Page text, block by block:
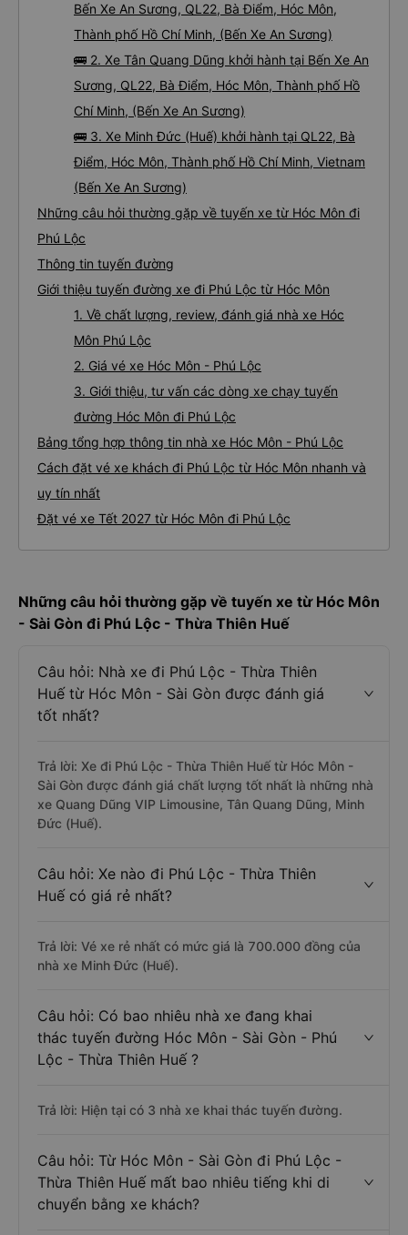
Bến Xe An Sương, QL22, Bà Điểm, Hóc Môn,
Thành phố Hồ Chí Minh, (Bến Xe An Sương)
🚌 2. Xe Tân Quang Dũng khởi hành tại Bến Xe An
Sương, QL22, Bà Điểm, Hóc Môn, Thành phố Hồ
Chí Minh, (Bến Xe An Sương)
🚌 3. Xe Minh Đức (Huế) khởi hành tại QL22, Bà
Điểm, Hóc Môn, Thành phố Hồ Chí Minh, Vietnam
(Bến Xe An Sương)
Những câu hỏi thường gặp về tuyến xe từ Hóc Môn đi
Phú Lộc
Thông tin tuyến đường
Giới thiệu tuyến đường xe đi Phú Lộc từ Hóc Môn
1. Về chất lượng, review, đánh giá nhà xe Hóc
Môn Phú Lộc
2. Giá vé xe Hóc Môn - Phú Lộc
3. Giới thiệu, tư vấn các dòng xe chạy tuyến
đường Hóc Môn đi Phú Lộc
Bảng tổng hợp thông tin nhà xe Hóc Môn - Phú Lộc
Cách đặt vé xe khách đi Phú Lộc từ Hóc Môn nhanh và
uy tín nhất
Đặt vé xe Tết 2027 từ Hóc Môn đi Phú Lộc
Những câu hỏi thường gặp về tuyến xe từ Hóc Môn
- Sài Gòn đi Phú Lộc - Thừa Thiên Huế
Câu hỏi: Nhà xe đi Phú Lộc - Thừa Thiên
Huế từ Hóc Môn - Sài Gòn được đánh giá
tốt nhất?
Trả lời: Xe đi Phú Lộc - Thừa Thiên Huế từ Hóc Môn -
Sài Gòn được đánh giá chất lượng tốt nhất là những nhà
xe Quang Dũng VIP Limousine, Tân Quang Dũng, Minh
Đức (Huế).
Câu hỏi: Xe nào đi Phú Lộc - Thừa Thiên
Huế có giá rẻ nhất?
Trả lời: Vé xe rẻ nhất có mức giá là 700.000 đồng của
nhà xe Minh Đức (Huế).
Câu hỏi: Có bao nhiêu nhà xe đang khai
thác tuyến đường Hóc Môn - Sài Gòn - Phú
Lộc - Thừa Thiên Huế ?
Trả lời: Hiện tại có 3 nhà xe khai thác tuyến đường.
Câu hỏi: Từ Hóc Môn - Sài Gòn đi Phú Lộc -
Thừa Thiên Huế mất bao nhiêu tiếng khi di
chuyển bằng xe khách?